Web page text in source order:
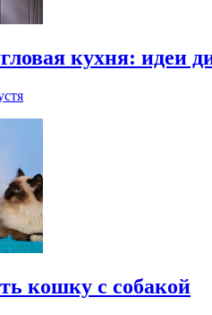
кухня: идеи
кошку с собакой